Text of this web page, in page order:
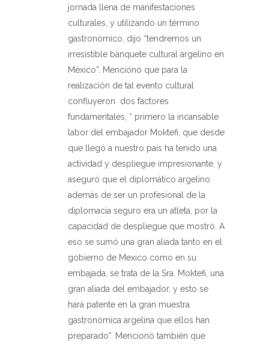
jornada llena de manifestaciones
culturales, y utilizando un término
gastronómico, dijo “tendremos un
irresistible banquete cultural argelino en
México”. Mencionó que para la
realización de tal evento cultural
confluyeron
dos factores
fundamentales, “ primero la incansable
labor del embajador Moktefi, que desde
que llegó a nuestro país ha tenido una
actividad y despliegue impresionante, y
aseguró que el diplomático argelino
además de ser un profesional de la
diplomacia seguro era un atleta, por la
capacidad de despliegue que mostró. A
eso se sumó una gran aliada tanto en el
gobierno de Mexico como en su
embajada, se trata de la Sra. Moktefi, una
gran aliada del embajador, y esto se
hará patente en la gran muestra
gastronómica argelina que ellos han
preparado”. Mencionó también que